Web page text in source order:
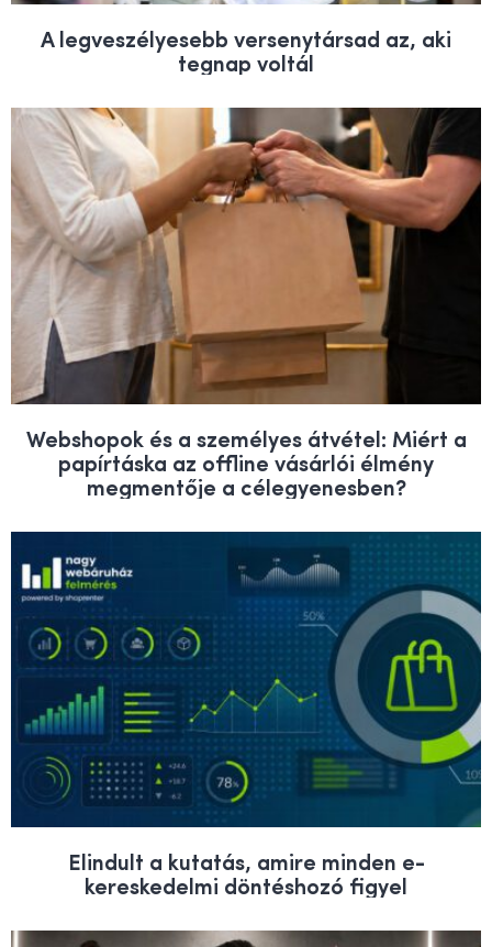
A legveszélyesebb versenytársad az, aki
tegnap voltál
Webshopok és a személyes átvétel: Miért a
papírtáska az offline vásárlói élmény
megmentője a célegyenesben?
Elindult a kutatás, amire minden e-
kereskedelmi döntéshozó figyel